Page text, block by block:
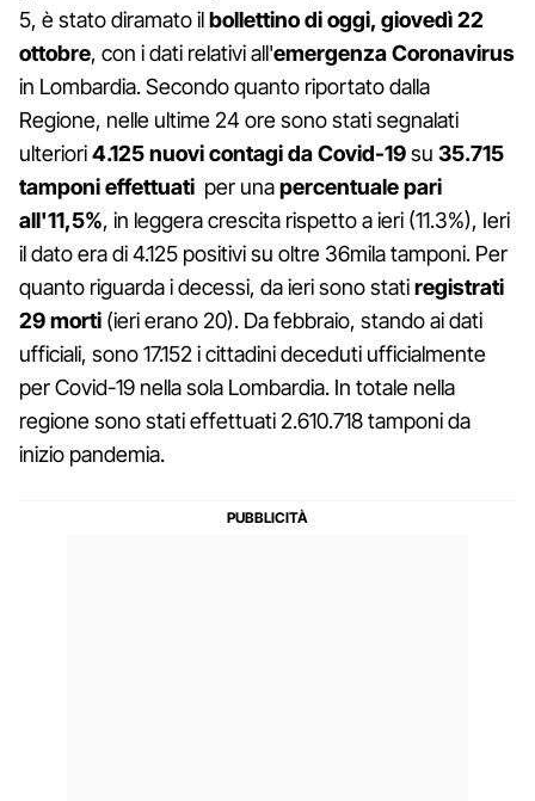
5, è stato diramato ilbollettino di oggi, giovedì 22
ottobre, con i dati relativi all'emergenza Coronavirus
in Lombardia. Secondo quanto riportato dalla
Regione, nelle ultime 24 ore sono stati segnalati
ulteriori4.125 nuovi contagi da Covid-19su 35.715
tamponi effettuati per unapercentuale pari
all'11,5%, in leggera crescita rispetto a ieri (11.3%), Ieri
il dato era di 4.125 positivi su oltre 36mila tamponi. Per
quanto riguarda i decessi, da ieri sono statiregistrati
29 morti (ieri erano 20). Da febbraio, stando ai dati
ufficiali, sono 17.152 i cittadini deceduti ufficialmente
per Covid-19 nella sola Lombardia. In totale nella
regione sono stati effettuati 2.610.718 tamponi da
inizio pandemia.